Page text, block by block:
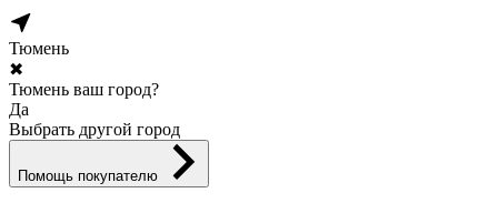
Тюмень
✖
Тюмень ваш город?
Да
Выбрать другой город
Помощь покупателю